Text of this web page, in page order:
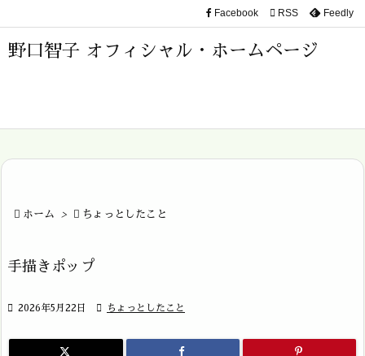
野口智子 オフィシャル・ホームページ

前へ

Facebook  RSS Feedly
 ホーム >  ちょっとしたこと
手描きポップ
 2026年5月22日  ちょっとしたこと